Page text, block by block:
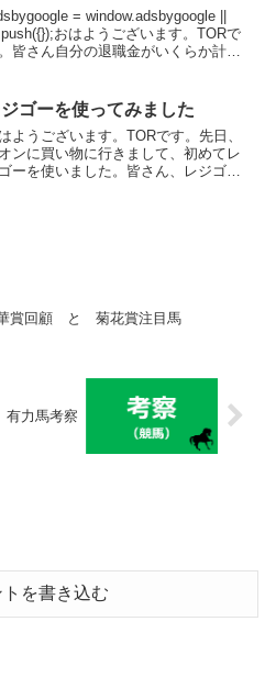
= window.adsbygoogle ||
おはようございます。TORで
皆さん自分の退職金がいくらか計算
...ゴーを使ってみました
ようございます。TORです。先日、
ンに買い物に行きまして、初めてレ
ーを使いました。皆さん、レジゴー
賞回顧 と 菊花賞注目馬
力馬考察
トを書き込む